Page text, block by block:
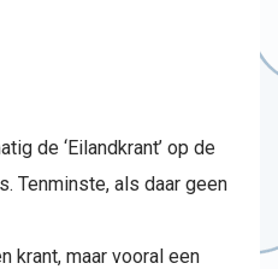
de ‘Eilandkrant’ op de
Tenminste, als daar geen
krant, maar vooral een